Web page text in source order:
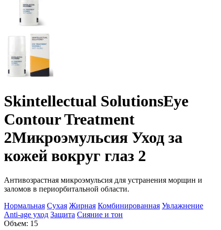
Skintellectual SolutionsEye
Contour Treatment
2Микроэмульсия Уход за
кожей вокруг глаз 2
Антивозрастная микроэмульсия для устранения морщин и
заломов в периорбитальной области.
Нормальная Сухая Жирная Комбинированная Увлажнение
Anti-age уход Защита Сияние и тон
Объем: 15